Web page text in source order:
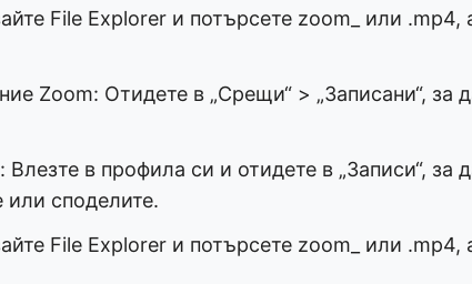
File Explorer и потърсете zoom_ или .mp4,
Zoom: Отидете в „Срещи“ > „Записани“, за
в профила си и отидете в „Записи“, за
или споделите.
File Explorer и потърсете zoom_ или .mp4,